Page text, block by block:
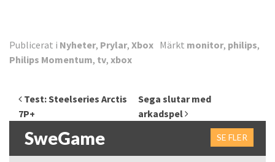
Publicerat i Nyheter, Prylar, Xbox Märkt monitor, philips,
Philips Momentum, tv, xbox
Inläggsnavigering
Test: Steelseries Arctis
7P+
Sega slutar med
arkadspel
SweGame SE FLER